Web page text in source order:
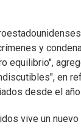
y
en
desde el
vive un